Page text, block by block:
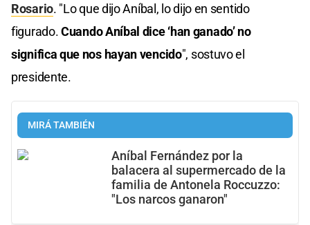
Rosario. "Lo que dijo Aníbal, lo dijo en sentido
figurado.Cuando Aníbal dice ‘han ganado’ no
significa que nos hayan vencido", sostuvo el
presidente.
MIRÁ TAMBIÉN
Aníbal Fernández por la
balacera al supermercado de la
familia de Antonela Roccuzzo:
"Los narcos ganaron"